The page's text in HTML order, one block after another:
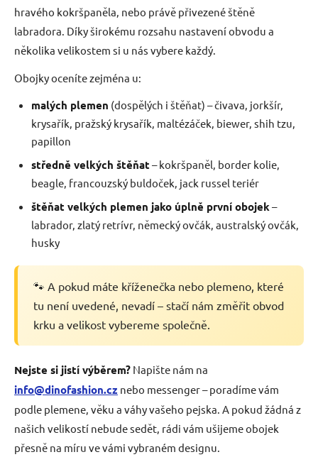
hravého kokršpaněla, nebo právě přivezené štěně
labradora. Díky širokému rozsahu nastavení obvodu a
několika velikostem si u nás vybere každý.
Obojky oceníte zejména u:
malých plemen (dospělých i štěňat) – čivava, jorkšír,
krysařík, pražský krysařík, maltézáček, biewer, shih tzu,
papillon
středně velkých štěňat – kokršpaněl, border kolie,
beagle, francouzský buldoček, jack russel teriér
štěňat velkých plemen jako úplně první obojek–
labrador, zlatý retrívr, německý ovčák, australský ovčák,
husky
🐾 A pokud máte kříženečka nebo plemeno, které
tu není uvedené, nevadí – stačí nám změřit obvod
krku a velikost vybereme společně.
Nejste si jistí výběrem? Napište nám na
info@dinofashion.cz nebo messenger – poradíme vám
podle plemene, věku a váhy vašeho pejska. A pokud žádná z
našich velikostí nebude sedět, rádi vám ušijeme obojek
přesně na míru ve vámi vybraném designu.